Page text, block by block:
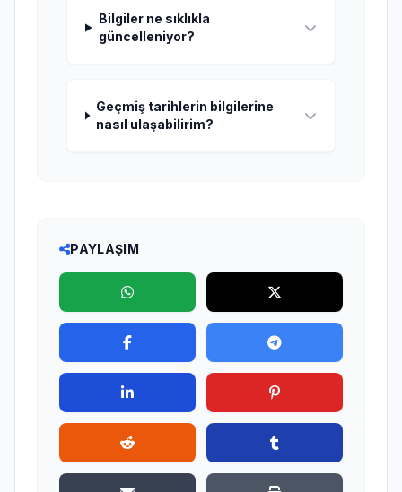
Bilgiler ne sıklıkla
güncelleniyor?
Geçmiş tarihlerin bilgilerine
nasıl ulaşabilirim?
PAYLAŞIM